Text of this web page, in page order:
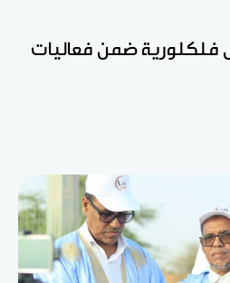
فلكلورية ضمن فعاليات